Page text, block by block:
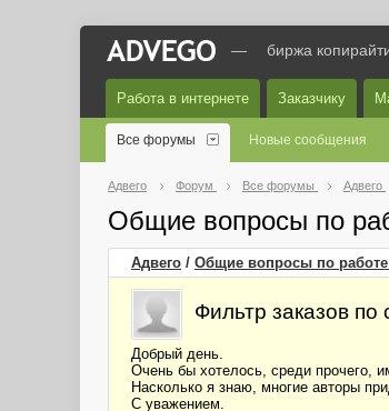
— биржа
Работа в интернете Заказчику
Все форумы Новые сообщения
Адвего Форум Все форумы Адвего
Общие вопросы по
Адвего / Общие вопросы по
Фильтр заказов по
Добрый день.
Очень бы хотелось, среди прочего,
Насколько я знаю, многие авторы
С уважением.